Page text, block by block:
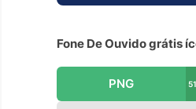
Fone De Ouvido grátis
PNG